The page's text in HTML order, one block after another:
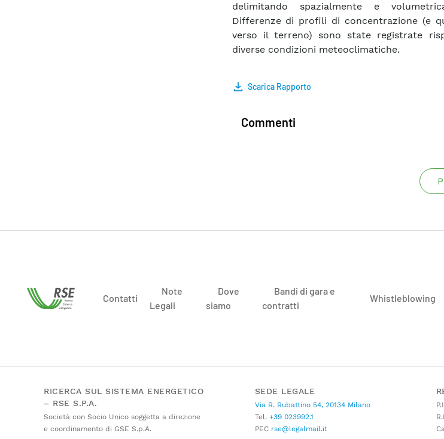
delimitando spazialmente e
Differenze di profili di concentrazione (e
verso il terreno) sono state registrate
diverse condizioni meteoclimatiche.
Scarica Rapporto
Commenti
Contatti
Note
Legali
Dove
siamo
Bandi di gara e
contratti
Whistleblowing
RICERCA SUL SISTEMA ENERGETICO
– RSE S.P.A.
Società con Socio Unico soggetta a direzione
e coordinamento di GSE S.p.A.
SEDE LEGALE
Via R. Rubattino 54, 20134 Milano
Tel. +39 023992.1
PECrse@legalmail.it